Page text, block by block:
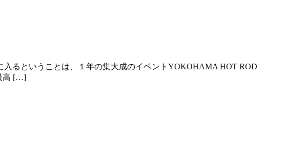
るということは、１年の集大成のイベントYOKOHAMA HOT ROD
高 […]